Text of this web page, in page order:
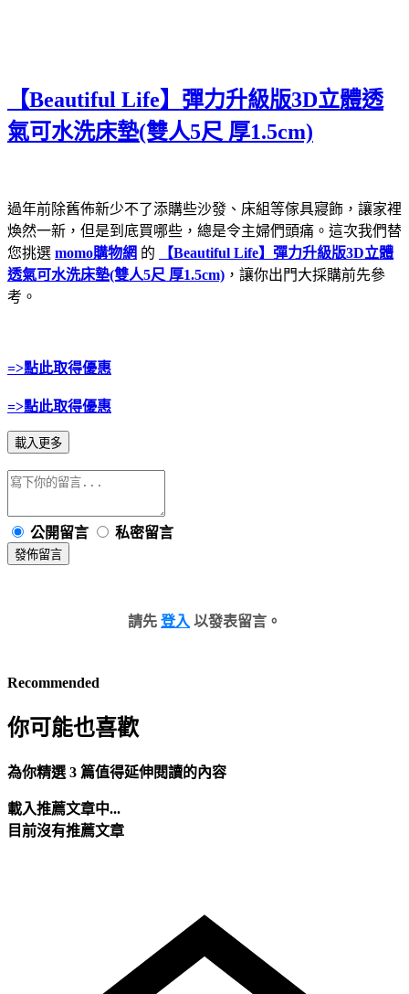
【Beautiful Life】彈力升級版3D立體透
氣可水洗床墊(雙人5尺 厚1.5cm)
過年前除舊佈新少不了添購些沙發、床組等傢具寢飾，讓家裡
煥然一新，但是到底買哪些，總是令主婦們頭痛。這次我們替
您挑選 momo購物網 的
【Beautiful Life】彈力升級版3D立體
透氣可水洗床墊(雙人5尺 厚1.5cm) ，讓你出門大採購前先參
考。
=>點此取得優惠
=>點此取得優惠
載入更多
公開留言 私密留言
發佈留言
請先 登入 以發表留言。
Recommended
你可能也喜歡
為你精選 3 篇值得延伸閱讀的內容
載入推薦文章中...
目前沒有推薦文章